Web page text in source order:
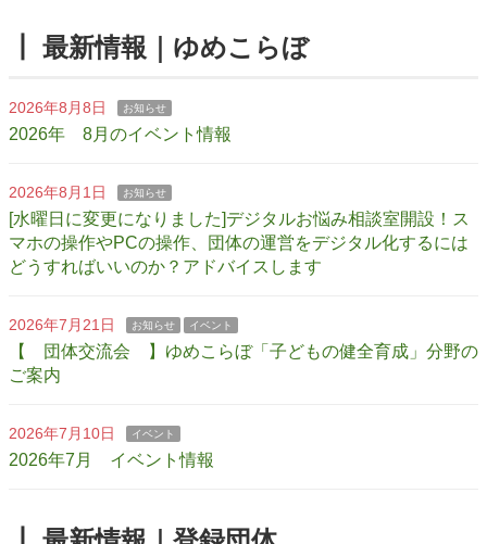
┃ 最新情報｜ゆめこらぼ
2026年8月8日 お知らせ
2026年 8月のイベント情報
2026年8月1日 お知らせ
[水曜日に変更になりました]デジタルお悩み相談室開設！ス
マホの操作やPCの操作、団体の運営をデジタル化するには
どうすればいいのか？アドバイスします
2026年7月21日 お知らせ イベント
【 団体交流会 】ゆめこらぼ「子どもの健全育成」分野の
ご案内
2026年7月10日 イベント
2026年7月 イベント情報